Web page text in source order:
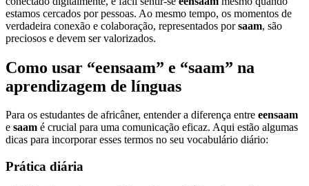
estamos cercados por pessoas. Ao mesmo tempo, os momentos de
verdadeira conexão e colaboração, representados porsaam, são
preciosos e devem ser valorizados.
Como usar “eensaam” e “saam” na
aprendizagem de línguas
Para os estudantes de africâner, entender a diferença entre eensaam
e saam é crucial para uma comunicação eficaz. Aqui estão algumas
dicas para incorporar esses termos no seu vocabulário diário:
Prática diária